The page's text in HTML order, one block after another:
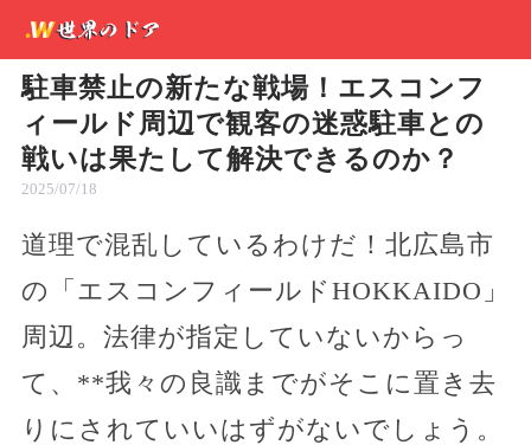
駐車禁止の新たな戦場！エスコンフ
ィールド周辺で観客の迷惑駐車との
戦いは果たして解決できるのか？
2025/07/18
道理で混乱しているわけだ！北広島市
の「エスコンフィールドHOKKAIDO」
周辺。法律が指定していないからっ
て、**我々の良識までがそこに置き去
りにされていいはずがないでしょう。